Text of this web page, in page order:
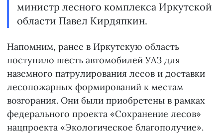
министр лесного комплекса Иркутской
области Павел Кирдяпкин.
Напомним, ранее в Иркутскую область
поступило шесть автомобилей УАЗ для
наземного патрулирования лесов и доставки
лесопожарных формирований к местам
возгорания. Они были приобретены в рамках
федерального проекта «Сохранение лесов»
нацпроекта «Экологическое благополучие».